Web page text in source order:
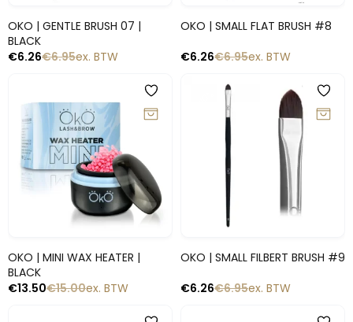
OKO | GENTLE BRUSH 07 |
BLACK
€6.95
€6.26 ex. BTW
OKO | SMALL FLAT BRUSH #8
€6.95
€6.26 ex. BTW
-10%
OKO | MINI WAX HEATER |
BLACK
€15.00
€13.50 ex. BTW
OKO | SMALL FILBERT BRUSH #9
€6.95
€6.26 ex. BTW